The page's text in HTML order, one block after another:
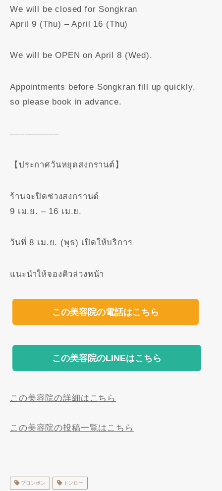
We will be closed for Songkran
April 9 (Thu) – April 16 (Thu)
We will be OPEN on April 8 (Wed).
Appointments before Songkran fill up quickly,
so please book in advance.
––––––––––
【ประกาศวันหยุดสงกรานต์】
ร้านจะปิดช่วงสงกรานต์
9 เม.ย. – 16 เม.ย.
วันที่ 8 เม.ย. (พุธ) เปิดให้บริการ
แนะนำให้จองคิวล่วงหน้า
この美容院の電話はこちら
この美容院のLINEはこちら
この美容院の詳細はこちら
この美容院の投稿一覧はこちら
プロンポン トンロー